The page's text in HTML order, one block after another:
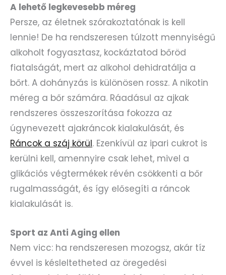
A lehető legkevesebb méreg
Persze, az életnek szórakoztatónak is kell
lennie! De ha rendszeresen túlzott mennyiségű
alkoholt fogyasztasz, kockáztatod bőröd
fiatalságát, mert az alkohol dehidratálja a
bőrt. A dohányzás is különösen rossz. A nikotin
méreg a bőr számára. Ráadásul az ajkak
rendszeres összeszorítása fokozza az
úgynevezett ajakráncok kialakulását, és
Ráncok a száj körül. Ezenkívül az ipari cukrot is
kerülni kell, amennyire csak lehet, mivel a
glikációs végtermékek révén csökkenti a bőr
rugalmasságát, és így elősegíti a ráncok
kialakulását is.
Sport az Anti Aging ellen
Nem vicc: ha rendszeresen mozogsz, akár tíz
évvel is késleltetheted az öregedési